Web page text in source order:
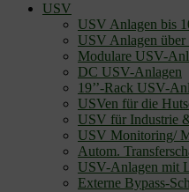
USV
USV Anlagen bis
USV Anlagen über
Modulare USV-
DC USV-Anlagen
19’’-Rack USV-
USVen für die
USV für Industrie
USV Monitoring/
Autom.
USV-Anlagen mit
Externe Bypass-